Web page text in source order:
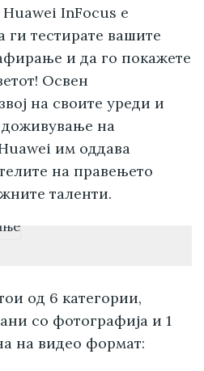
InFocus е
тестирате вашите
и да го покажете
Освен
на своите уреди и
на
им оддава
на правењето
таленти.
од 6 категории,
со фотографија и 1
на видео формат: